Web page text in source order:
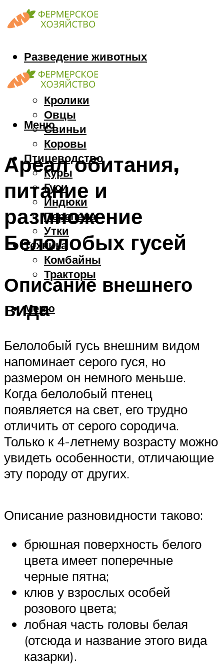
Разведение животных
Козы
Кони
Кролики
Овцы
Свиньи
Коровы
Птицеводство
Куры
Гуси
Индюки
Перепела
Утки
Техника
Комбайны
Тракторы
Меню
Меню
Ареал обитания,
питание и
размножение
Белолобых гусей
Описание внешнего
вида
Белолобый гусь внешним видом
напоминает серого гуся, но
размером он немного меньше.
Когда белолобый птенец
появляется на свет, его трудно
отличить от серого сородича.
Только к 4-летнему возрасту можно
увидеть особенности, отличающие
эту породу от других.
Описание разновидности таково:
брюшная поверхность белого
цвета имеет поперечные
черные пятна;
клюв у взрослых особей
розового цвета;
лобная часть головы белая
(отсюда и название этого вида
казарки).